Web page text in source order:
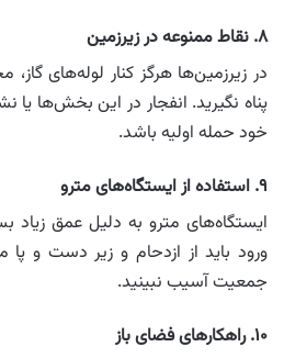
۸. نقاط ممنوعه در زیرزمین
در زیرزمین‌ها هرگز کنار لوله‌های
پناه نگیرید. انفجار در این بخش‌ها یا
خود حمله اولیه باشد.
۹. استفاده از ایستگاه‌های مترو
ایستگاه‌های مترو به دلیل عمق زیاد
ورود باید از ازدحام و زیر دست‌ و پا
جمعیت آسیب نبینید.
۱۰. راهکارهای فضای باز